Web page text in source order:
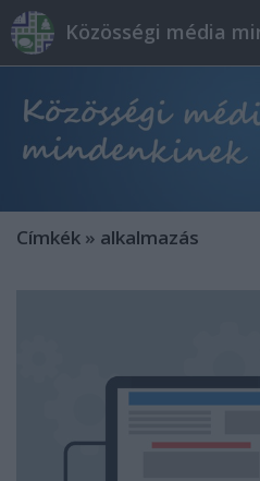
Közösségi média
Címkék » alkalmazás